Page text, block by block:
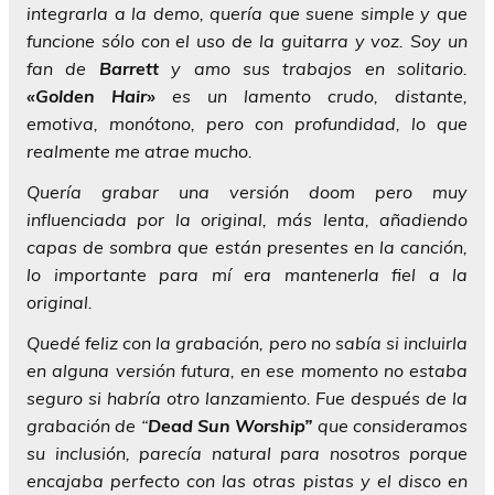
integrarla a la demo, quería que suene simple y que
funcione sólo con el uso de la guitarra y voz. Soy un
fan de Barretty amo sus trabajos en solitario.
«Golden Hair» es un lamento crudo, distante,
emotiva, monótono, pero con profundidad, lo que
realmente me atrae mucho.
Quería grabar una versión doom pero muy
influenciada por la original, más lenta, añadiendo
capas de sombra que están presentes en la canción,
lo importante para mí era mantenerla fiel a la
original.
Quedé feliz con la grabación, pero no sabía si incluirla
en alguna versión futura, en ese momento no estaba
seguro si habría otro lanzamiento. Fue después de la
grabación de “Dead Sun Worship” que consideramos
su inclusión, parecía natural para nosotros porque
encajaba perfecto con las otras pistas y el disco en